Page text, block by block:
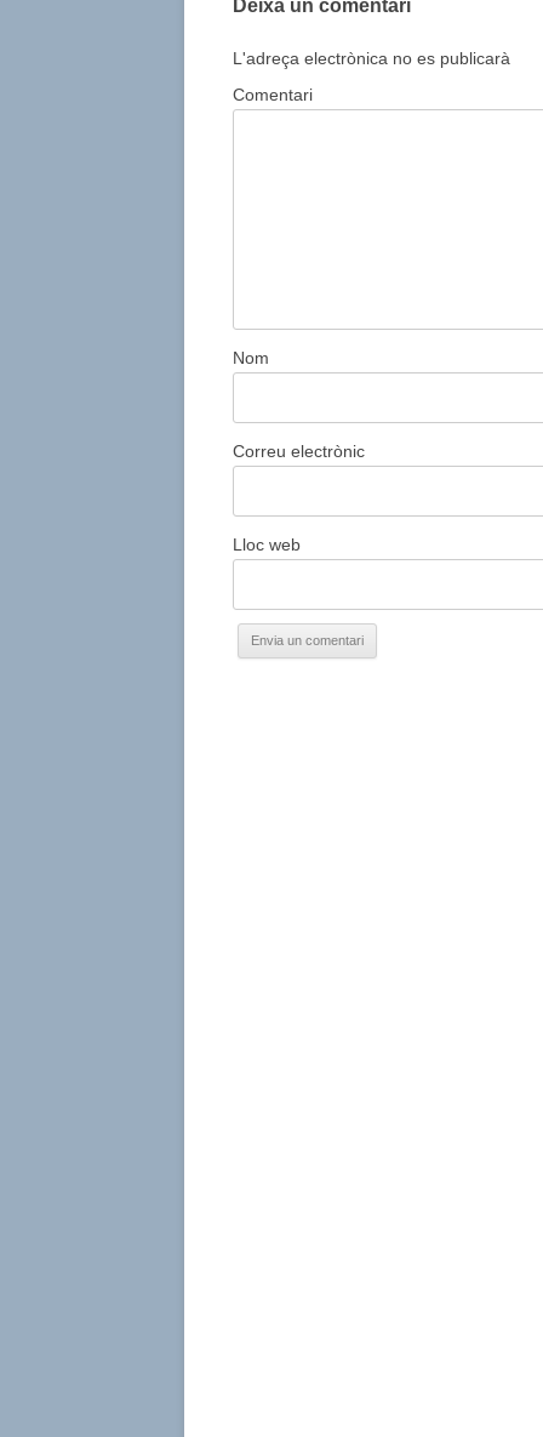
Deixa un comentari
L'adreça electrònica no es publicarà
Comentari
Nom
Correu electrònic
Lloc web